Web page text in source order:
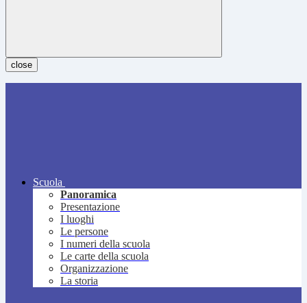
close
Scuola
Panoramica
Presentazione
I luoghi
Le persone
I numeri della scuola
Le carte della scuola
Organizzazione
La storia